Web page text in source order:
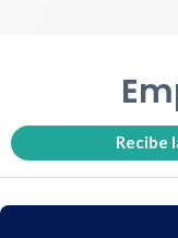
Recibe